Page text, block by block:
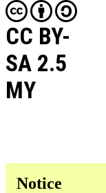
CC BY-
SA 2.5
MY
Notice